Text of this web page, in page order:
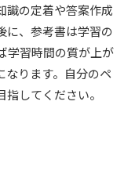
識の定着や答案作成
に、参考書は学習の
学習時間の質が上が
なります。自分のペ
してください。